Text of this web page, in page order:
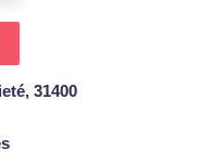
31400